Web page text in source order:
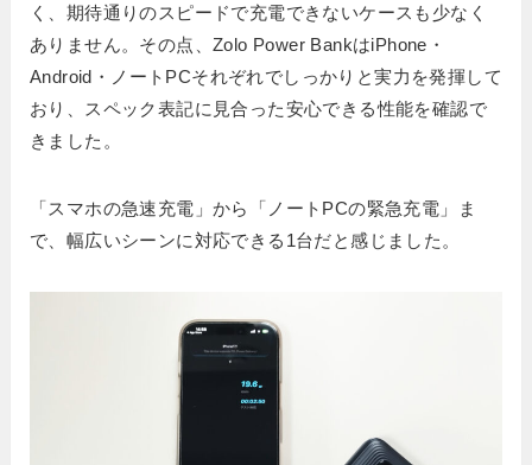
く、期待通りのスピードで充電できないケースも少なく
ありません。その点、Zolo Power BankはiPhone・
Android・ノートPCそれぞれでしっかりと実力を発揮して
おり、スペック表記に見合った安心できる性能を確認で
きました。
「スマホの急速充電」から「ノートPCの緊急充電」ま
で、幅広いシーンに対応できる1台だと感じました。